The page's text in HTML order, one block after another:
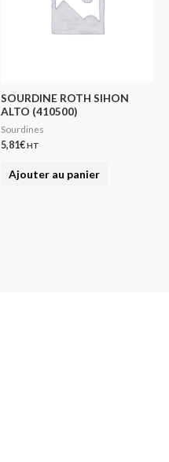
SOURDINE ROTH SIHON
ALTO (410500)
Sourdines
5,81€HT
Ajouter au panier